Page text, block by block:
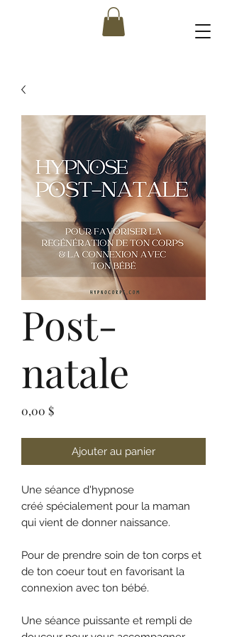
Post-
natale
0,00 $Prix
Ajouter au panier
Une séance d'hypnose
créé spécialement pour la maman
qui vient de donner naissance.
Pour de prendre soin de ton corps et
de ton coeur tout en favorisant la
connexion avec ton bébé.
Une séance puissante et rempli de